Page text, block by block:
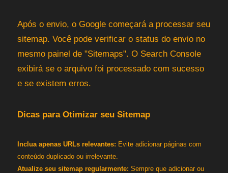
Após o envio, o Google começará a processar seu
sitemap. Você pode verificar o status do envio no
mesmo painel de "Sitemaps". O Search Console
exibirá se o arquivo foi processado com sucesso
e se existem erros.
Dicas para Otimizar seu Sitemap
Inclua apenas URLs relevantes: Evite adicionar páginas com
conteúdo duplicado ou irrelevante.
Atualize seu sitemap regularmente: Sempre que adicionar ou